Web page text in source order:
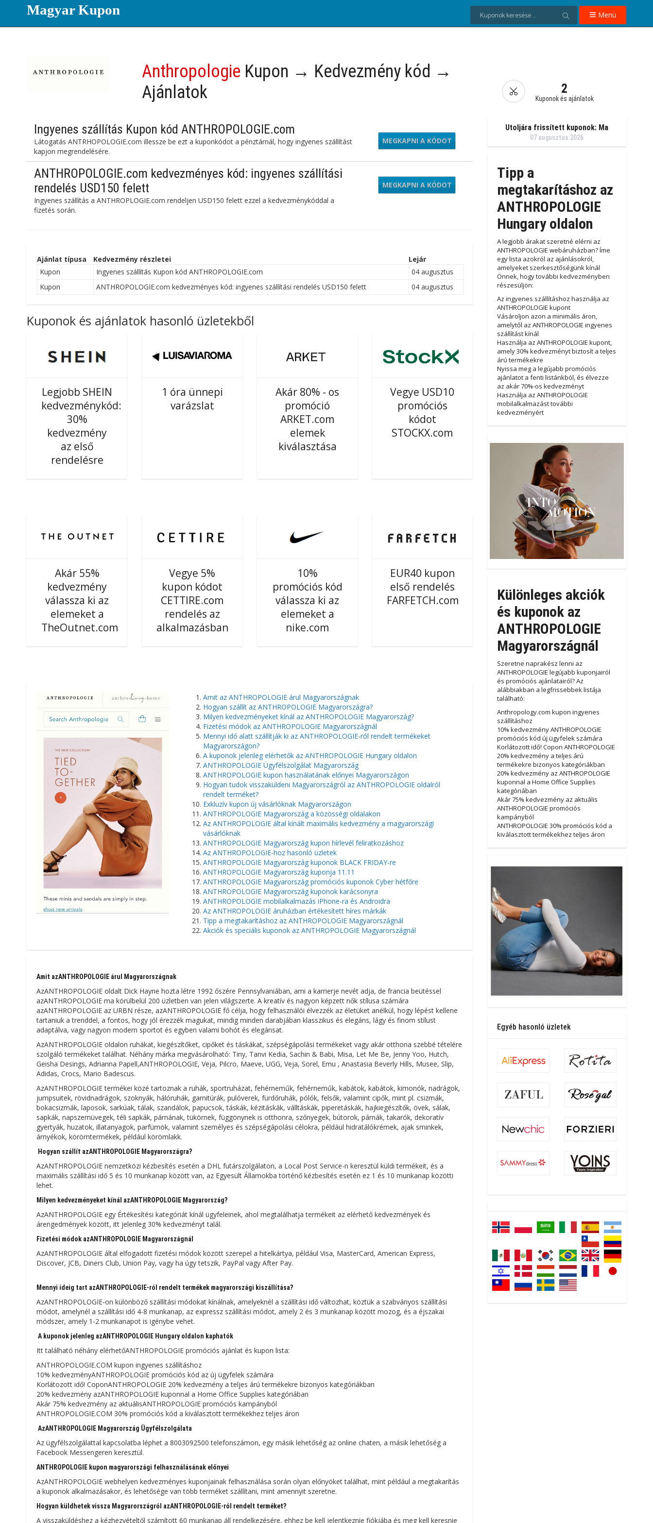
Magyar Kupon Menü
Anthropologie Kupon → Kedvezmény kód →
Ajánlatok
2
Kuponok és ajánlatok
Ingyenes szállítás Kupon kód ANTHROPOLOGIE.com
Látogatás ANTRHOPOLOGIE.com illessze be ezt a kuponkódot a pénztárnál, hogy ingyenes szállítást
kapjon megrendelésére.
QW8S2UN
MEGKAPNI A KÓDOT
ANTHROPOLOGIE.com kedvezményes kód: ingyenes szállítási
rendelés USD150 felett
Ingyenes szállítás a ANTHROPLOGIE.com rendeljen USD150 felett ezzel a kedvezménykóddal a
fizetés során.
FS150
MEGKAPNI A KÓDOT
Ajánlat típusa Kedvezmény részletei
Lejár
Kupon
Ingyenes szállítás Kupon kód ANTHROPOLOGIE.com
04 augusztus
Kupon
ANTHROPOLOGIE.com kedvezményes kód: ingyenes szállítási rendelés USD150 felett 04 augusztus
Kuponok és ajánlatok hasonló üzletekből
Legjobb SHEIN
kedvezménykód:
30%
kedvezmény
az első
rendelésre
1 óra ünnepi
varázslat
Akár 80% - os
promóció
ARKET.com
elemek
kiválasztása
Vegye USD10
promóciós
kódot
STOCKX.com
Akár 55%
kedvezmény
válassza ki az
elemeket a
TheOutnet.com
Vegye 5%
kupon kódot
CETTIRE.com
rendelés az
alkalmazásban
10%
promóciós kód
válassza ki az
elemeket a
nike.com
EUR40 kupon
első rendelés
FARFETCH.com
​Amit az ANTHROPOLOGIE árul Magyarországnak
Hogyan szállít az ANTHROPOLOGIE Magyarországra?
Milyen kedvezményeket kínál az ANTHROPOLOGIE Magyarország?
Fizetési módok az ANTHROPOLOGIE Magyarországnál
Mennyi idő alatt szállítják ki az ANTHROPOLOGIE-ról rendelt termékeket
Magyarországon?
A kuponok jelenleg elérhetők az ANTHROPOLOGIE Hungary oldalon
ANTHROPOLOGIE Ügyfélszolgálat Magyarország
ANTHROPOLOGIE kupon használatának előnyei Magyarországon
Hogyan tudok visszaküldeni Magyarországról az ANTHROPOLOGIE oldalról
rendelt terméket?
Exkluzív kupon új vásárlóknak Magyarországon
ANTHROPOLOGIE Magyarország a közösségi oldalakon
Az ANTHROPOLOGIE által kínált maximális kedvezmény a magyarországi
vásárlóknak
ANTHROPOLOGIE Magyarország kupon hírlevél feliratkozáshoz
Az ANTHROPOLOGIE-hoz hasonló üzletek
ANTHROPOLOGIE Magyarország kuponok BLACK FRIDAY-re
ANTHROPOLOGIE Magyarország kuponja 11.11
ANTHROPOLOGIE Magyarország promóciós kuponok Cyber ​​​​hétfőre
ANTHROPOLOGIE Magyarország kuponok karácsonyra
ANTHROPOLOGIE mobilalkalmazás iPhone-ra és Androidra
Az ANTHROPOLOGIE áruházban értékesített híres márkák
Tipp a megtakarításhoz az ANTHROPOLOGIE Magyarországnál
Akciók és speciális kuponok az ANTHROPOLOGIE Magyarországnál
Amit azANTHROPOLOGIE árul Magyarországnak
AzANTHROPOLOGIE oldalt Dick Hayne hozta létre 1992 őszére Pennsylvaniában, ami a karrierje nevét adja, de francia beütéssel
azANTHROPOLOGIE ma körülbelül 200 üzletben van jelen világszerte. A kreatív és nagyon képzett nők stílusa számára
azANTHROPOLOGIE az URBN része, azANTHROPOLOGIE fő célja, hogy felhasználói élvezzék az életüket anélkül, hogy lépést kellene
tartaniuk a trenddel, a fontos, hogy jól érezzék magukat, mindig minden darabjában klasszikus és elegáns, lágy és finom stílust
adaptálva, vagy nagyon modern sportot és egyben valami bohót és elegánsat.
AzANTHROPOLOGIE oldalon ruhákat, kiegészítőket, cipőket és táskákat, szépségápolási termékeket vagy akár otthona szebbé tételére
szolgáló termékeket találhat. Néhány márka megvásárolható: Tiny, Tanvi Kedia, Sachin & Babi, Misa, Let Me Be, Jenny Yoo, Hutch,
Geisha Desings, Adrianna Papell,ANTHROPOLOGIE, Veja, Pilcro, Maeve, UGG, Veja, Sorel, Emu , Anastasia Beverly Hills, Musee, Slip,
Adidas, Crocs, Mario Badescus.
AzANTHROPOLOGIE termékei közé tartoznak a ruhák, sportruházat, fehérneműk, fehérneműk, kabátok, kabátok, kimonók, nadrágok,
jumpsuitek, rövidnadrágok, szoknyák, hálóruhák, garnitúrák, pulóverek, fürdőruhák, pólók, felsők, valamint cipők, mint pl. csizmák,
bokacsizmák, laposok, sarkúak, tálak, szandálok, papucsok, táskák, kézitáskák, válltáskák, piperetáskák, hajkiegészítők, övek, sálak,
sapkák, napszemüvegek, téli sapkák, párnának, tükörnek, függönynek is otthonra, szőnyegek, bútorok, párnák, takarók, dekoratív
gyertyák, huzatok, illatanyagok, parfümök, valamint személyes és szépségápolási célokra, például hidratálókrémek, ajak sminkek,
árnyékok, körömtermékek, például körömlakk.
Hogyan szállít azANTHROPOLOGIE Magyarországra?
AzANTHROPOLOGIE nemzetközi kézbesítés esetén a DHL futárszolgálaton, a Local Post Service-n keresztül küldi termékeit, és a
maximális szállítási idő 5 és 10 munkanap között van, az Egyesült Államokba történő kézbesítés esetén ez 1 és 10 munkanap közötti
lehet.
Milyen kedvezményeket kínál azANTHROPOLOGIE Magyarország?
AzANTHROPOLOGIE egy Értékesítési kategóriát kínál ügyfeleinek, ahol megtalálhatja termékeit az elérhető kedvezmények és
árengedmények között, itt jelenleg 30% kedvezményt talál.
Fizetési módok azANTHROPOLOGIE Magyarországnál
AzANTHROPOLOGIE által elfogadott fizetési módok között szerepel a hitelkártya, például Visa, MasterCard, American Express,
Discover, JCB, Diners Club, Union Pay, vagy ha úgy tetszik, PayPal vagy After Pay.
Mennyi ideig tart azANTHROPOLOGIE-ról rendelt termékek magyarországi kiszállítása?
AzANTHROPOLOGIE-on különböző szállítási módokat kínálnak, amelyeknél a szállítási idő változhat, köztük a szabványos szállítási
módot, amelynél a szállítási idő 4-8 munkanap, az expressz szállítási módot, amely 2 és 3 munkanap között mozog, és a éjszakai
módszer, amely 1-2 munkanapot is igénybe vehet.
A kuponok jelenleg azANTHROPOLOGIE Hungary oldalon kaphatók
Itt található néhány elérhetőANTHROPOLOGIE promóciós ajánlat és kupon lista:
ANTHROPOLOGIE.COM kupon ingyenes szállításhoz
10% kedvezményANTHROPOLOGIE promóciós kód az új ügyfelek számára
Korlátozott idő! CoponANTHROPOLOGIE 20% kedvezmény a teljes árú termékekre bizonyos kategóriákban
20% kedvezmény azANTHROPOLOGIE kuponnal a Home Office Supplies kategóriában
Akár 75% kedvezmény az aktuálisANTHROPOLOGIE promóciós kampányból
ANTHROPOLOGIE.COM 30% promóciós kód a kiválasztott termékekhez teljes áron
AzANTHROPOLOGIE Magyarország Ügyfélszolgálata
Az ügyfélszolgálattal kapcsolatba léphet a 8003092500 telefonszámon, egy másik lehetőség az online chaten, a másik lehetőség a
Facebook Messengeren keresztül.
ANTHROPOLOGIE kupon magyarországi felhasználásának előnyei
AzANTHROPOLOGIE webhelyen kedvezményes kuponjainak felhasználása során olyan előnyöket találhat, mint például a megtakarítás
a kuponok alkalmazásakor, és lehetősége van több terméket szállítani, mint amennyit szeretne.
Hogyan küldhetek vissza Magyarországról azANTHROPOLOGIE-ról rendelt terméket?
A visszaküldéshez a kézhezvételtől számított 60 munkanap áll rendelkezésére, ehhez be kell jelentkeznie fiókjába és meg kell keresnie
Utoljára frissített kuponok: Ma
07 augusztus 2026
Tipp a
megtakarításhoz az
ANTHROPOLOGIE
Hungary oldalon
A legjobb árakat szeretné elérni az
ANTHROPOLOGIE webáruházban? Íme
egy lista azokról az ajánlásokról,
amelyeket szerkesztőségünk kínál
Önnek, hogy további kedvezményben
részesüljön:
Az ingyenes szállításhoz használja az
ANTHROPOLOGIE kupont
Vásároljon azon a minimális áron,
amelytől az ANTHROPOLOGIE ingyenes
szállítást kínál
Használja az ANTHROPOLOGIE kupont,
amely 30% kedvezményt biztosít a teljes
árú termékekre
Nyissa meg a legújabb promóciós
ajánlatot a fenti listánkból, és élvezze
az akár 70%-os kedvezményt
Használja az ANTHROPOLOGIE
mobilalkalmazást további
kedvezményért
Különleges akciók
és kuponok az
ANTHROPOLOGIE
Magyarországnál
Szeretne naprakész lenni az
ANTHROPOLOGIE legújabb kuponjairól
és promóciós ajánlatairól? Az
alábbiakban a legfrissebbek listája
található:
Anthropology.com kupon ingyenes
szállításhoz
10% kedvezmény ANTHROPOLOGIE
promóciós kód új ügyfelek számára
Korlátozott idő! Copon ANTHROPOLOGIE
20% kedvezmény a teljes árú
termékekre bizonyos kategóriákban
20% kedvezmény az ANTHROPOLOGIE
kuponnal a Home Office Supplies
kategóriában
Akár 75% kedvezmény az aktuális
ANTHROPOLOGIE promóciós
kampányból
ANTHROPOLOGIE 30% promóciós kód a
kiválasztott termékekhez teljes áron
Egyéb hasonló üzletek